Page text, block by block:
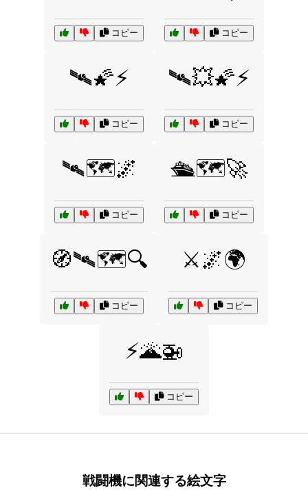
コピー コピー
🛰️🌠⚡
コピー
🛰️💥🌠⚡
コピー
🛰️🗺️🌌
コピー
🛳️🗺️🚀
コピー
🧭🛰️🗺️🔍
コピー
⚔️🌌🌍
コピー
⚡🌋🚁
コピー
戦闘機に関連する絵文字